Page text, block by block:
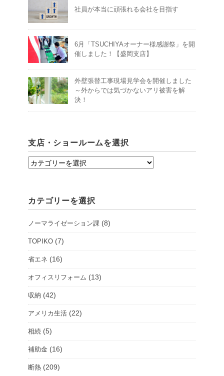
社員が本当に頑張れる会社を目指す
6月「TSUCHIYAオーナー様感謝祭」を開
催しました！【盛岡支店】
外壁張替工事現場見学会を開催しました
～外からでは気づかないアリ被害を解
決！
支店・ショールームを選択
支
ョ
ル
ー
を
選
択
カテゴリーを選択
ノーマライゼーション課 (8)
TOPIKO (7)
省エネ (16)
オフィスリフォーム (13)
収納 (42)
アメリカ生活 (22)
相続 (5)
補助金 (16)
断熱 (209)